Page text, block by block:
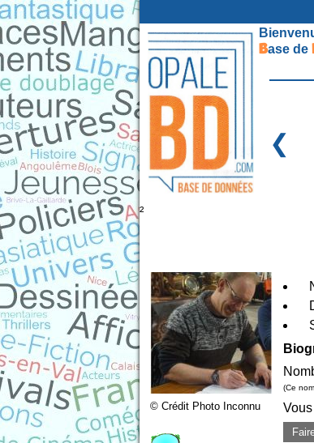
Base de
❮
²
© Crédit Photo Inconnu
(Ce